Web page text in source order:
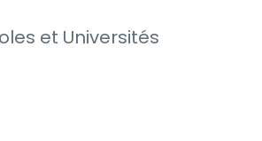
et Universités